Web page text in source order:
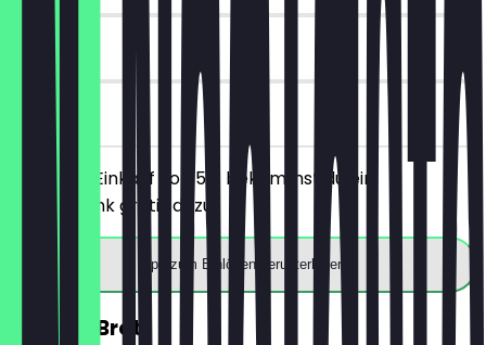
vor Ort
Ab einem Einkauf von 5€ bekommst du ein
Heißgetränk gratis dazu.
App zum Einlösen herunterladen
30% auf Brot